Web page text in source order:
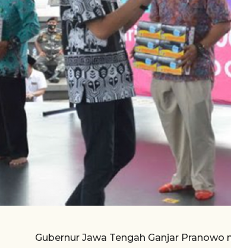
Gubernur Jawa Tengah Ganjar